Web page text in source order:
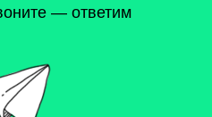
— ответим